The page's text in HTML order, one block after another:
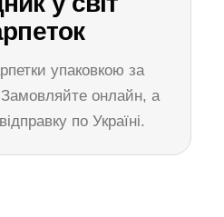
упаковкою за
онлайн, а
по Україні.